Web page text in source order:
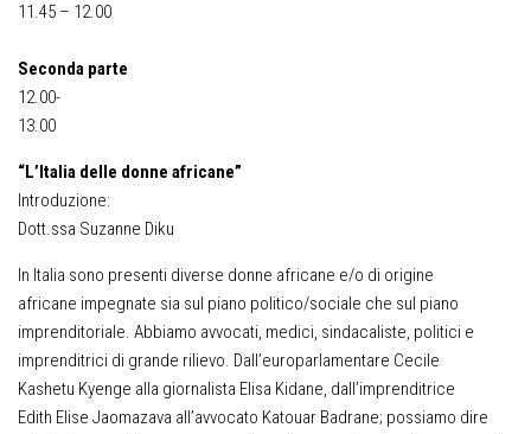
11.45 – 12.00
Seconda parte
12.00-
13.00
“L’Italia delle donne africane”
Introduzione:
Dott.ssa Suzanne Diku
In Italia sono presenti diverse donne africane e/o di origine
africane impegnate sia sul piano politico/sociale che sul piano
imprenditoriale. Abbiamo avvocati, medici, sindacaliste, politici e
imprenditrici di grande rilievo. Dall’europarlamentare Cecile
Kashetu Kyenge alla giornalista Elisa Kidane, dall’imprenditrice
Edith Elise Jaomazava all’avvocato Katouar Badrane; possiamo dire